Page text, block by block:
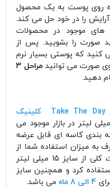
روی پوست به یک محصول
را در خود حل می کند.
های موجود در محصولات
صورت را بشویید. پس از
که پوستی بسیار نرم
صورت می توانید
مراحل 3
دهید.
بالم Take The Day Off Cleansing Balm کلینیک
در دو سایز 15 و 30 میلی لیتر در بازار موجود می
بندی کاسه ای قابل عرضه
به میزان استفاده شما از
آن بستگی دارد ولی در حالت کلی از سایز 15 میلی لیتر
کرد و همچنین سایز
4 الی 8 ماه می باشد.